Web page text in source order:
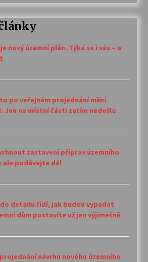
nový územní plán. Týká se i vás – a
po veřejném projednání mění
Jen na místní části zatím nedošlo
zastavení příprav územního
ale podávejte dál
do detailu řídí, jak budou vypadat
dům postavíte už jen výjimečně
návrhu nového územního